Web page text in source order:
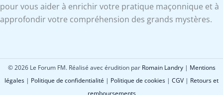
pour vous aider à enrichir votre pratique maçonnique et à
approfondir votre compréhension des grands mystères.
© 2026 Le Forum FM. Réalisé avec érudition par Romain Landry| Mentions
légales | Politique de confidentialité | Politique de cookies | CGV | Retours et